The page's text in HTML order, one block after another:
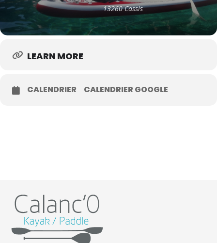
13260 Cassis
LEARN MORE
CALENDRIER CALENDRIER GOOGLE